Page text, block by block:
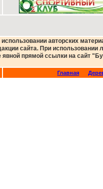
авторских
сайта. При использовании
явной прямой ссылки на сайт
Главная